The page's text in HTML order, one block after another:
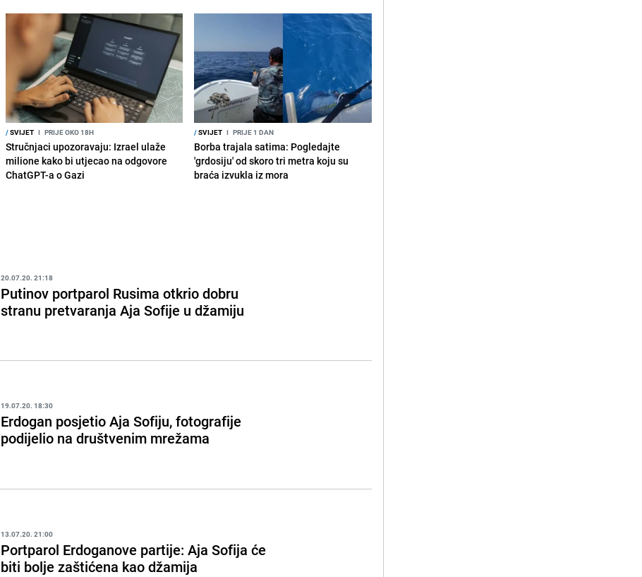
/SVIJET I PRIJE OKO 18H
Stručnjaci upozoravaju: Izrael ulaže
milione kako bi utjecao na odgovore
ChatGPT-a o Gazi
/SVIJET I PRIJE 1 DAN
Borba trajala satima: Pogledajte
'grdosiju' od skoro tri metra koju su
braća izvukla iz mora
20.07.20. 21:18
Putinov portparol Rusima otkrio dobru
stranu pretvaranja Aja Sofije u džamiju
19.07.20. 18:30
Erdogan posjetio Aja Sofiju, fotografije
podijelio na društvenim mrežama
13.07.20. 21:00
Portparol Erdoganove partije: Aja Sofija će
biti bolje zaštićena kao džamija